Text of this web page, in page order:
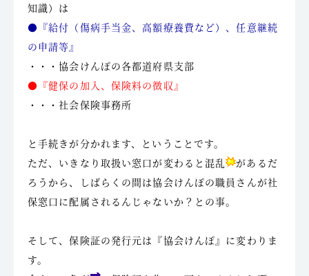
知識）は
●『給付（傷病手当金、高額療養費など）、任意継続
の申請等』
・・・協会けんぽの各都道府県支部
●『健保の加入、保険料の徴収』
・・・社会保険事務所
と手続きが分かれます、ということです。
ただ、いきなり取扱い窓口が変わると混乱
があるだ
ろうから、しばらくの間は協会けんぽの職員さんが社
保窓口に配属されるんじゃないか？との事。
そして、保険証の発行元は『協会けんぽ』に変わりま
す。